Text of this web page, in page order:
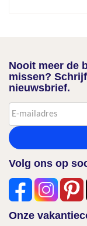
Nooit meer de
missen?
nieuwsbrief.
Volg ons op
Onze